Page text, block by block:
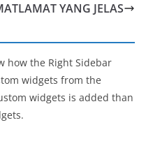
YANG JELAS
how the Right Sidebar
widgets from the
widgets is added than